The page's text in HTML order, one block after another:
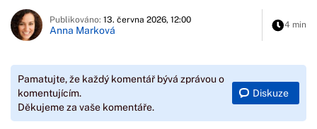
Publikováno: 13. června 2026, 12:00
Anna Marková 4 min
Pamatujte, že každý komentář bývá zprávou o
komentujícím.
Děkujeme za vaše komentáře.
Diskuze